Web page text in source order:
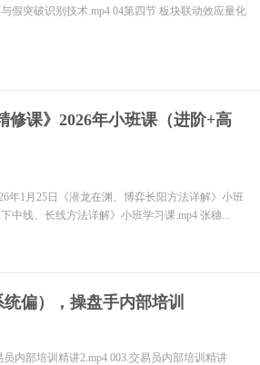
假突破识别技术.mp4 04第四节 板块联动效应量化
修课》2026年小班课（进阶+高
年1月25日《潜龙在渊、博弈长阳方法详解》小班
中线、长线方法详解》小班学习课.mp4 张穗...
偏），操盘手内部培训
内部培训精讲2.mp4 003.交易员内部培训精讲